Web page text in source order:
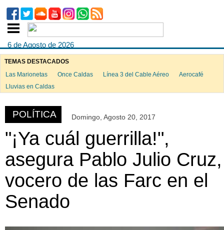
6 de Agosto de 2026
TEMAS DESTACADOS
Las Marionetas
Once Caldas Línea 3 del Cable Aéreo
Aerocafé
Lluvias en Caldas
POLÍTICA Domingo, Agosto 20, 2017
"¡Ya cuál guerrilla!",
asegura Pablo Julio Cruz,
vocero de las Farc en el
Senado